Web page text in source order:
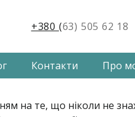
+380 (63) 505 62 18
Контакти Про